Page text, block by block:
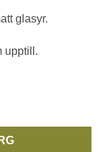
glasyr.
upptill.